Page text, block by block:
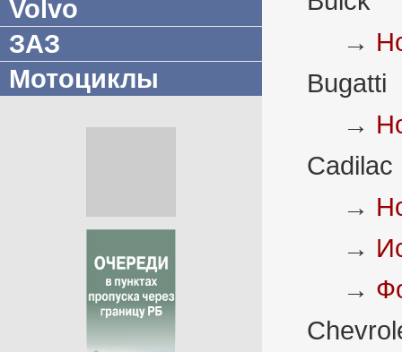
Volvo
ЗАЗ
Мотоциклы
→
Bugatti
→
Cadilac
→
→
→